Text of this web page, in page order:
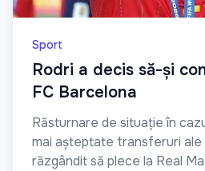
Sport
Rodri a decis să-și
FC Barcelona
Răsturnare de situație în
mai așteptate transferuri ale
răzgândit să plece la Real